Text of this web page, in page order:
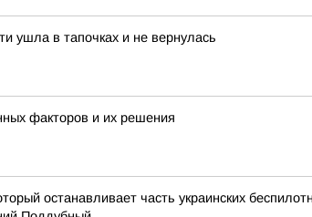
ушла в тапочках и не вернулась
факторов и их решения
останавливает часть украинских